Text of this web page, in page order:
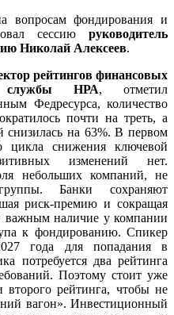
вопросам фондирования и
сессию руководитель
Николай Алексеев.
рейтингов финансовых
службы НРА, отметил
Федресурса, количество
почти на треть, а
снизилась на 63%. В первом
цикла снижения ключевой
изменений нет.
небольших компаний, не
Банки сохраняют
риск‑премию и сокращая
важным наличие у компании
к фондированию. Спикер
года для попадания в
потребуется два рейтинга
Поэтому стоит уже
второго рейтинга, чтобы не
вагон». Инвестиционный